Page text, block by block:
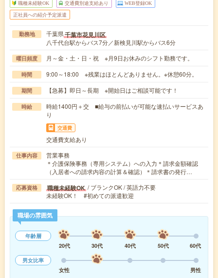
職種未経験OK 交通費別途支給あり WEB登録OK
正社員への紹介予定派遣
勤務地 千葉県千葉市花見川区
八千代台駅からバス7分／新検見川駅からバス6分
曜日頻度 月～金・土・日・祝 ※月9日お休みのシフト勤務です。
時間 9:00～18:00 ※残業はほとんどありません。※休憩60分。
期間 【急募】即日～長期 ※開始日はご相談可能です！
時給
時給1400円＋交 ■給与の前払いが可能な速払いサービスあ
り
交通費
交通費支給あり
仕事内容
営業事務
＊介護保険事務（専用システム）への入力＊請求金額確認
（入居者への請求内容の計算＆確認）＊請求書の発行…
応募資格 職種未経験OK / ブランクOK / 英語力不要
未経験OK！ #初めての派遣歓迎
職場の雰囲気
年齢層
20代
30代 40代 50代
60代
男女比率
女性
男性